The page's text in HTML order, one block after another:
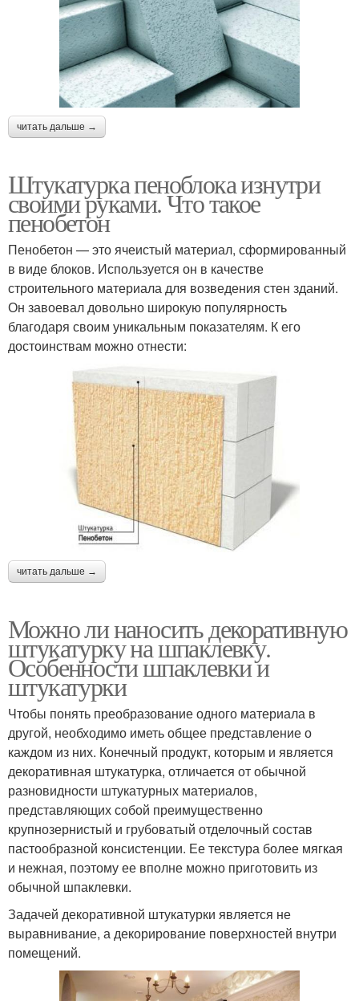
читать дальше →
Штукатурка пеноблока изнутри
своими руками. Что такое
пенобетон
Пенобетон — это ячеистый материал, сформированный
в виде блоков. Используется он в качестве
строительного материала для возведения стен зданий.
Он завоевал довольно широкую популярность
благодаря своим уникальным показателям. К его
достоинствам можно отнести:
читать дальше →
Можно ли наносить декоративную
штукатурку на шпаклевку.
Особенности шпаклевки и
штукатурки
Чтобы понять преобразование одного материала в
другой, необходимо иметь общее представление о
каждом из них. Конечный продукт, которым и является
декоративная штукатурка, отличается от обычной
разновидности штукатурных материалов,
представляющих собой преимущественно
крупнозернистый и грубоватый отделочный состав
пастообразной консистенции. Ее текстура более мягкая
и нежная, поэтому ее вполне можно приготовить из
обычной шпаклевки.
Задачей декоративной штукатурки является не
выравнивание, а декорирование поверхностей внутри
помещений.